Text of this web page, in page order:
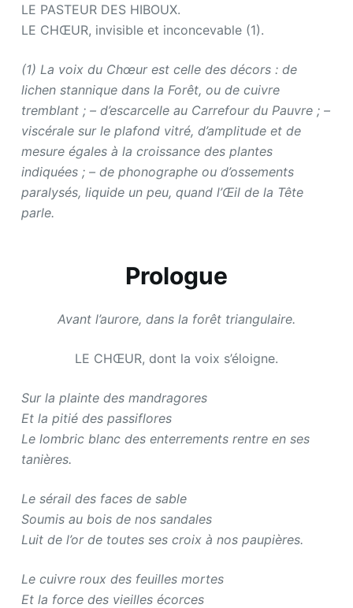
LE PASTEUR DES HIBOUX.
LE CHŒUR, invisible et inconcevable (1).
(1) La voix du Chœur est celle des décors : de
lichen stannique dans la Forêt, ou de cuivre
tremblant ; – d’escarcelle au Carrefour du Pauvre ; –
viscérale sur le plafond vitré, d’amplitude et de
mesure égales à la croissance des plantes
indiquées ; – de phonographe ou d’ossements
paralysés, liquide un peu, quand l’Œil de la Tête
parle.
Prologue
Avant l’aurore, dans la forêt triangulaire.
LE CHŒUR, dont la voix s’éloigne.
Sur la plainte des mandragores
Et la pitié des passiflores
Le lombric blanc des enterrements rentre en ses
tanières.
Le sérail des faces de sable
Soumis au bois de nos sandales
Luit de l’or de toutes ses croix à nos paupières.
Le cuivre roux des feuilles mortes
Et la force des vieilles écorces